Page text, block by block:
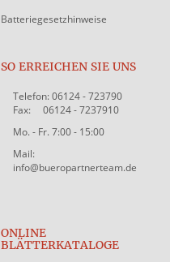
Batteriegesetzhinweise
SO ERREICHEN SIE UNS
Telefon: 06124 - 723790
Fax: 06124 - 7237910
Mo. - Fr. 7:00 - 15:00
Mail:
info@bueropartnerteam.de
ONLINE
BLÄTTERKATALOGE